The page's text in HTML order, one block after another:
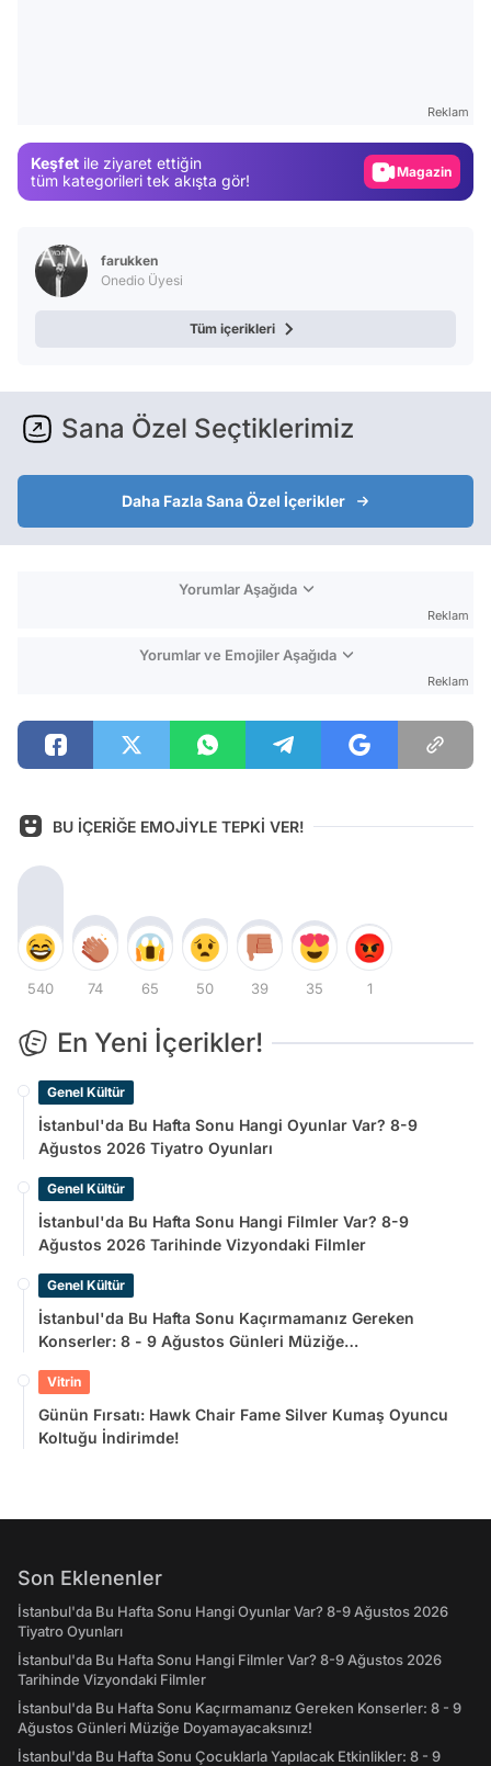
Reklam
Keşfet ile ziyaret ettiğin
tüm kategorileri tek akışta gör!
Magazin
Video
farukken
Onedio Üyesi
Tüm içerikleri
Sana Özel Seçtiklerimiz
Daha Fazla Sana Özel İçerikler
Yorumlar Aşağıda
Reklam
Yorumlar ve Emojiler Aşağıda
Reklam
BU İÇERİĞE EMOJİYLE TEPKİ VER!
540 74 65 50 39 35 1
En Yeni İçerikler!
Genel Kültür
İstanbul'da Bu Hafta Sonu Hangi Oyunlar Var? 8-9
Ağustos 2026 Tiyatro Oyunları
Genel Kültür
İstanbul'da Bu Hafta Sonu Hangi Filmler Var? 8-9
Ağustos 2026 Tarihinde Vizyondaki Filmler
Genel Kültür
İstanbul'da Bu Hafta Sonu Kaçırmamanız Gereken
Konserler: 8 - 9 Ağustos Günleri Müziğe
Vitrin
Günün Fırsatı: Hawk Chair Fame Silver Kumaş Oyuncu
Koltuğu İndirimde!
Son Eklenenler
İstanbul'da Bu Hafta Sonu Hangi Oyunlar Var? 8-9 Ağustos 2026
Tiyatro Oyunları
İstanbul'da Bu Hafta Sonu Hangi Filmler Var? 8-9 Ağustos 2026
Tarihinde Vizyondaki Filmler
İstanbul'da Bu Hafta Sonu Kaçırmamanız Gereken Konserler: 8 - 9
Ağustos Günleri Müziğe Doyamayacaksınız!
İstanbul'da Bu Hafta Sonu Çocuklarla Yapılacak Etkinlikler: 8 - 9